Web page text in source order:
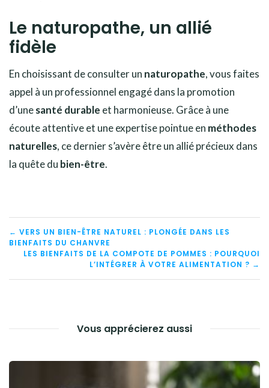
Le naturopathe, un allié
fidèle
En choisissant de consulter un naturopathe, vous faites
appel à un professionnel engagé dans la promotion
d’unesanté durable et harmonieuse. Grâce à une
écoute attentive et une expertise pointue en méthodes
naturelles, ce dernier s’avère être un allié précieux dans
la quête du bien-être.
NAVIGATION
DE
L’ARTICLE
← VERS UN BIEN-ÊTRE NATUREL : PLONGÉE DANS LES
BIENFAITS DU CHANVRE
LES BIENFAITS DE LA COMPOTE DE POMMES : POURQUOI
L’INTÉGRER À VOTRE ALIMENTATION ? →
Vous apprécierez aussi